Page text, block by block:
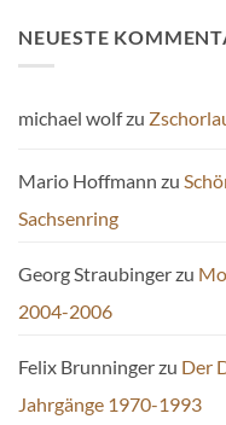
NEUESTE
michael wolfzu
Mario Hoffmann zu
Sachsenring
Georg Straubingerzu
2004-2006
Felix Brunningerzu Der
Jahrgänge 1970-1993